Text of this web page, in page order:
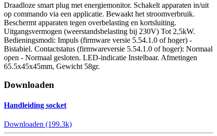
Draadloze smart plug met energiemonitor. Schakelt apparaten in/uit
op commando via een applicatie. Bewaakt het stroomverbruik.
Beschermt apparaten tegen overbelasting en kortsluiting.
Uitgangsvermogen (weerstandsbelasting bij 230V) Tot 2,5kW.
Bedieningsmodi: Impuls (firmware versie 5.54.1.0 of hoger) -
Bistabiel. Contactstatus (firmwareversie 5.54.1.0 of hoger): Normaal
open - Normaal gesloten. LED-indicatie Instelbaar. Afmetingen
65.5x45x45mm, Gewicht 58gr.
Downloaden
Handleiding socket
Downloaden (199.3k)